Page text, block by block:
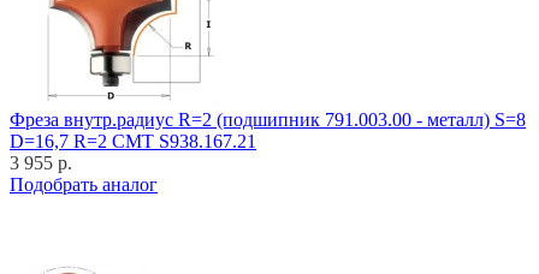
Фреза внутр.радиус R=2 (подшипник 791.003.00 - металл) S=8
D=16,7 R=2 CMT S938.167.21
3 955 р.
Подобрать аналог